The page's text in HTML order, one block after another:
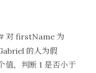
对 firstName 为
的人为假
值，判断 1 是否小于